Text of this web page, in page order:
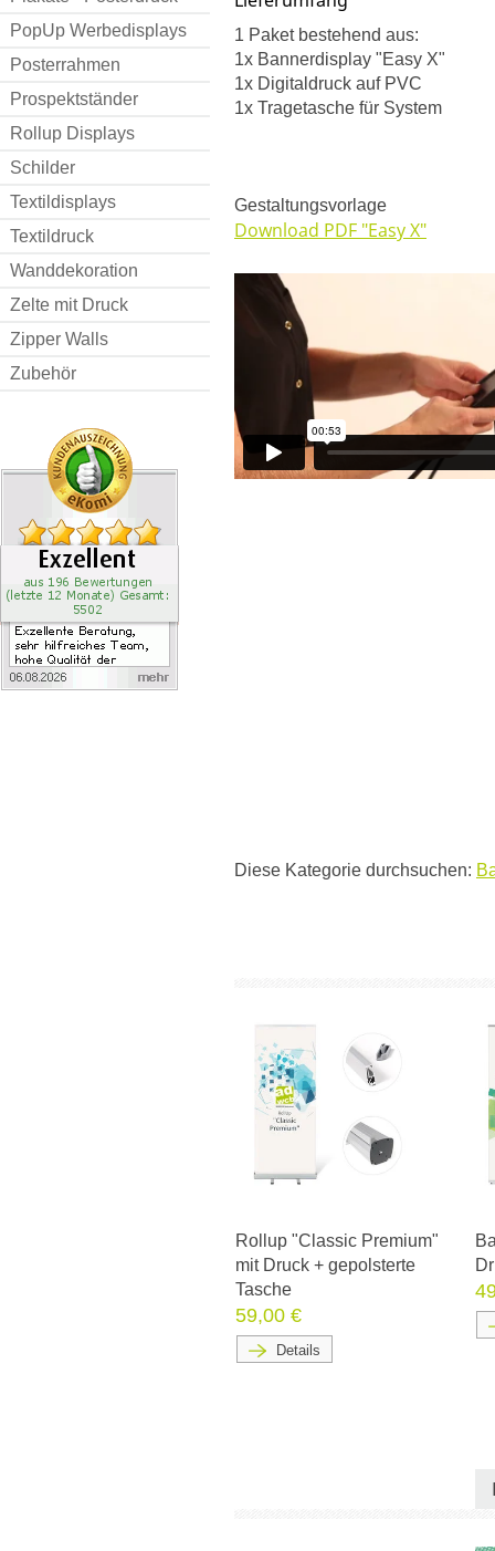
PopUp Werbedisplays
Posterrahmen
Prospektständer
Rollup Displays
Schilder
Textildisplays
Textildruck
Wanddekoration
Zelte mit Druck
Zipper Walls
Zubehör
1 Paket bestehend aus:
1x Bannerdisplay "Easy X"
1x Digitaldruck auf PVC
1x Tragetasche für System
Gestaltungsvorlage
Download PDF "Easy X"
Diese Kategorie durchsuchen:
Rollup "Classic Premium"
mit Druck + gepolsterte
Tasche
59,00 €
Details